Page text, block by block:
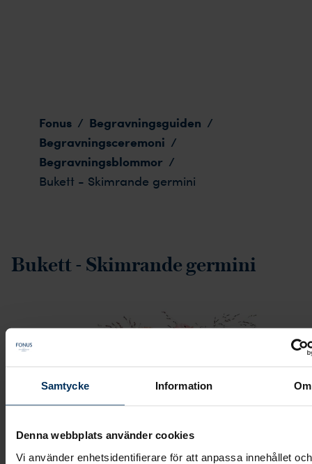
Samtycke Information Om
Denna webbplats använder cookies
Vi använder enhetsidentifierare för att anpassa innehållet och
Fonus / Begravningsguiden /
Begravningsceremoni /
Begravningsblommor /
Bukett - Skimrande germini
Bukett - Skimrande germini